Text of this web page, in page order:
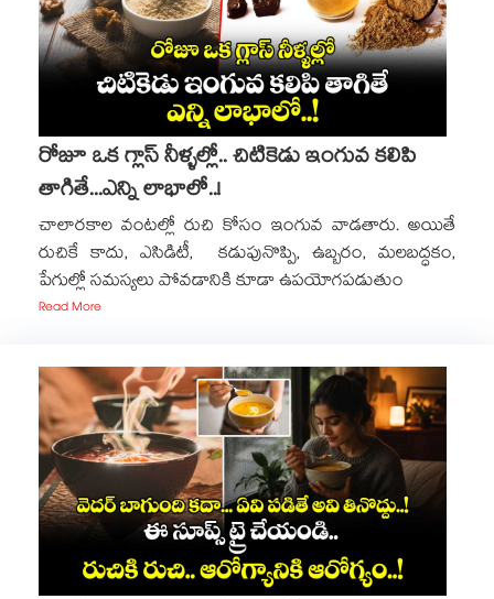
రోజూ ఒక గ్లాస్ నీళ్ళల్లో.. చిటికెడు ఇంగువ కలిపి
తాగితే...ఎన్ని లాభాలో..!
చాలారకాల వంటల్లో రుచి కోసం ఇంగువ వాడతారు. అయితే
రుచికే కాదు, ఎసిడిటీ, కడుపునొప్పి, ఉబ్బరం, మలబద్ధకం,
పేగుల్లో సమస్యలు పోవడానికి కూడా ఉపయోగపడుతుం
Read More